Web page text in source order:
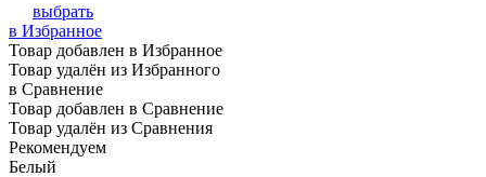
выбрать
в Избранное
Товар добавлен в Избранное
Товар удалён из Избранного
в Сравнение
Товар добавлен в Сравнение
Товар удалён из Сравнения
Рекомендуем
Белый